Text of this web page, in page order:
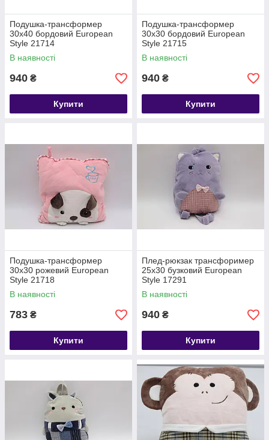
Подушка-трансформер
30х40 бордовий European
Style 21714
В наявності
940 ₴
Купити
Подушка-трансформер
30х30 бордовий European
Style 21715
В наявності
940 ₴
Купити
Подушка-трансформер
30х30 рожевий European
Style 21718
В наявності
783 ₴
Купити
Плед-рюкзак трансфоример
25х30 бузковий European
Style 17291
В наявності
940 ₴
Купити